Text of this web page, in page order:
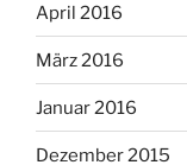
April 2016
März 2016
Januar 2016
Dezember 2015